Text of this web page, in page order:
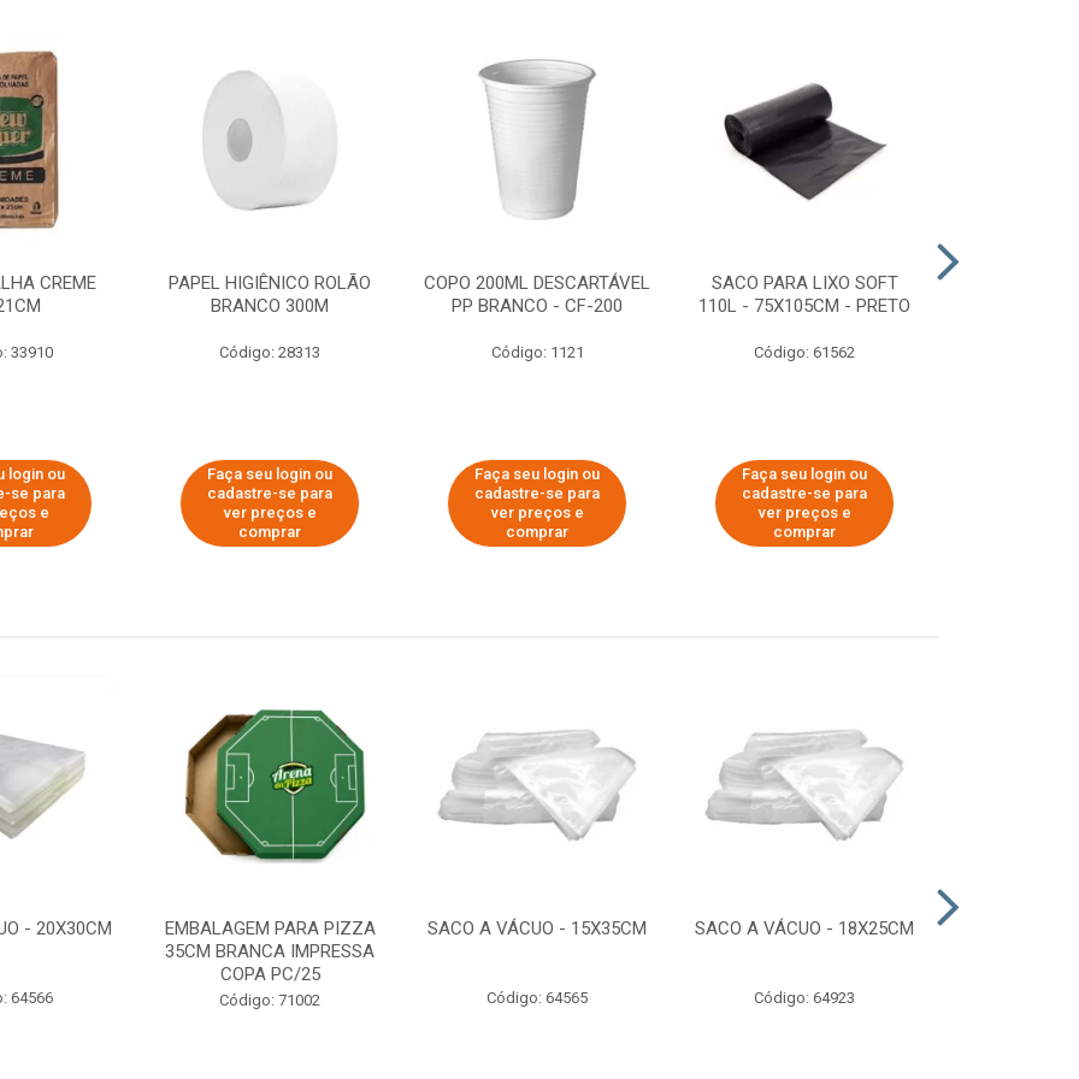
CREME
33910
login ou
se para
e
PAPEL HIGIÊNICO ROLÃO
BRANCO 300M
Código: 28313
Faça seu login ou
cadastre-se para
ver preços e
comprar
COPO 200ML DESCARTÁVEL
PP BRANCO - CF-200
Código: 1121
Faça seu login ou
cadastre-se para
ver preços e
comprar
SACO PARA LIXO SOFT
110L - 75X105CM - PRETO
Código: 61562
Faça seu login ou
cadastre-se para
ver preços e
comprar
- 20X30CM
64566
EMBALAGEM PARA PIZZA
35CM BRANCA IMPRESSA
COPA PC/25
Código: 71002
SACO A VÁCUO - 15X35CM
Código: 64565
SACO A VÁCUO - 18X25CM
Código: 64923